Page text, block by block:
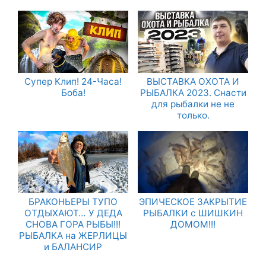
Супер Клип! 24-Часа!
Боба!
ВЫСТАВКА ОХОТА И
РЫБАЛКА 2023. Снасти
для рыбалки не не
только.
БРАКОНЬЕРЫ ТУПО
ОТДЫХАЮТ… У ДЕДА
СНОВА ГОРА РЫБЫ!!!
РЫБАЛКА на ЖЕРЛИЦЫ
и БАЛАНСИР
ЭПИЧЕСКОЕ ЗАКРЫТИЕ
РЫБАЛКИ с ШИШКИН
ДОМОМ!!!